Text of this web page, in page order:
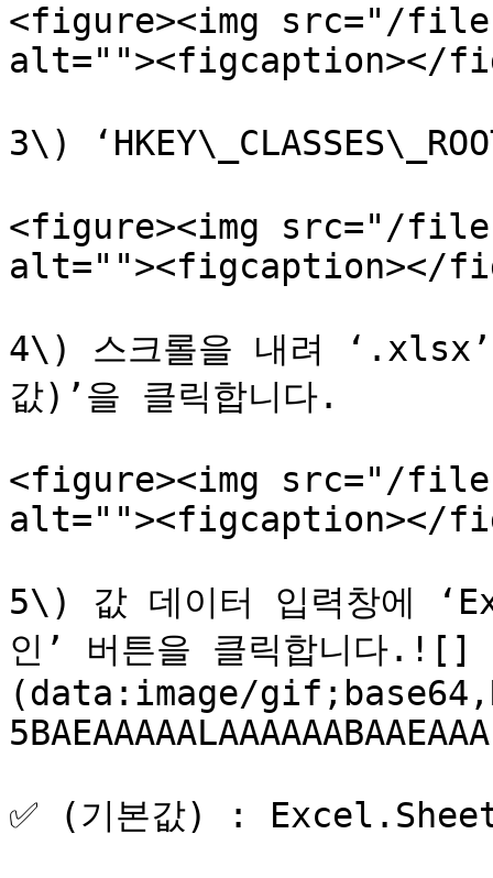
<figure><img src="/files/
alt=""><figcaption></
3\)
<figure><img src="/files/
alt=""><figcaption></
4\) 스크롤을 내려 ‘.xlsx’
값)’을 클릭합니다.
<figure><img src="/files/
alt=""><figcaption></
5\) 값 데이터 입력창에
인’ 버튼을 클릭합니다.![]
(data:image/
✅ (기본값) :